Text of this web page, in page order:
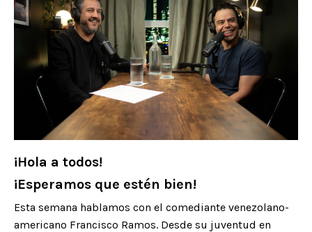
¡Hola a todos!
¡Esperamos que estén bien!
Esta semana hablamos con el comediante venezolano-
americano Francisco Ramos. Desde su juventud en